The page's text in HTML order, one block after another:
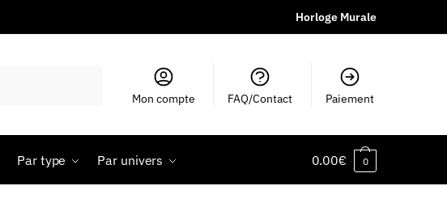
Horloge Murale
Mon compte FAQ/Contact Paiement
Par type Par univers 0.00€ 0